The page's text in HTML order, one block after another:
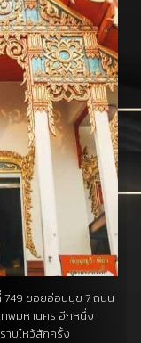
ซอยอ่อนนุช 7 ถนน
พมหานคร อีกหนึ่ง
บไหว้สักครั้ง